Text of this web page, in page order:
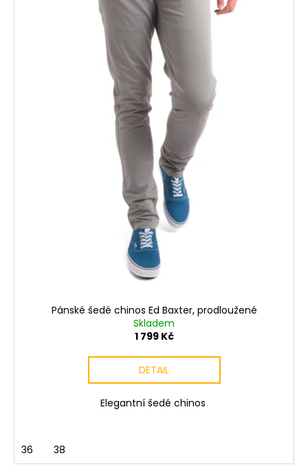
Pánské šedé chinos Ed Baxter, prodloužené
Skladem
1 799 Kč
DETAIL
Elegantní šedé chinos
36 38